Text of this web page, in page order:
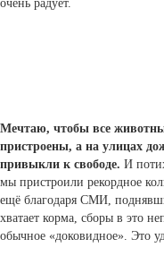
очень радует.
Мечтаю, чтобы все
пристроены, а на улицах
привыкли к свободе. И
мы пристроили рекордное
ещё благодаря СМИ,
хватает корма, сборы в это
обычное «доковидное». Это